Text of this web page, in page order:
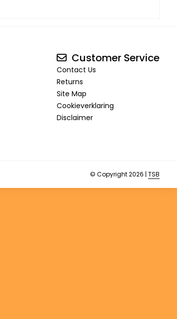
Customer Service
Contact Us
Returns
Site Map
Cookieverklaring
Disclaimer
© Copyright 2026 | TSB